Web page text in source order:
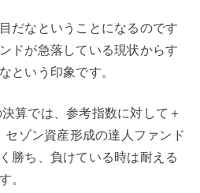
だなということになるのです
ドが急落している現状からす
という印象です。
算では、参考指数に対して＋
ゾン資産形成の達人ファンド
勝ち、負けている時は耐える
。